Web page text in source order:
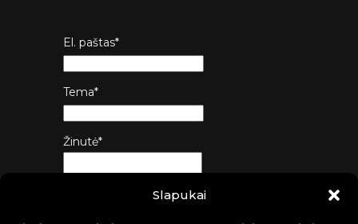
Slapukai
El. paštas*
Tema*
Žinutė*